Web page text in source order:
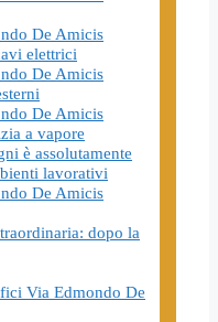
De Amicis
elettrici
De Amicis
De Amicis
a vapore
è assolutamente
lavorativi
De Amicis
dopo la
Via Edmondo De